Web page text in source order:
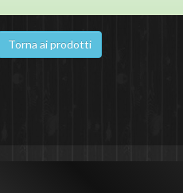
Torna ai prodotti